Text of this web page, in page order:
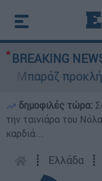
BREAKING
δημοφιλές τώρα:
την ταινιάρα του
καρδιά...
┋ Ελλάδα ┋